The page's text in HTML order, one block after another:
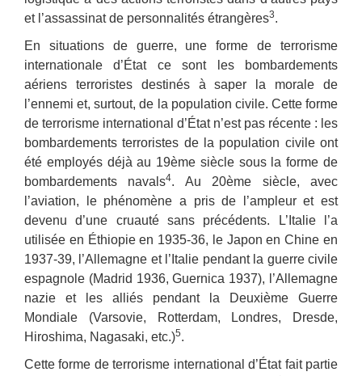
et l’assassinat de personnalités étrangères3.
En situations de guerre, une forme de terrorisme
internationale d’État ce sont les bombardements
aériens terroristes destinés à saper la morale de
l’ennemi et, surtout, de la population civile. Cette forme
de terrorisme international d’État n’est pas récente : les
bombardements terroristes de la population civile ont
été employés déjà au 19ème siècle sous la forme de
bombardements navals4. Au 20ème siècle, avec
l’aviation, le phénomène a pris de l’ampleur et est
devenu d’une cruauté sans précédents. L’Italie l’a
utilisée en Éthiopie en 1935-36, le Japon en Chine en
1937-39, l’Allemagne et l’Italie pendant la guerre civile
espagnole (Madrid 1936, Guernica 1937), l’Allemagne
nazie et les alliés pendant la Deuxième Guerre
Mondiale (Varsovie, Rotterdam, Londres, Dresde,
Hiroshima, Nagasaki, etc.)5.
Cette forme de terrorisme international d’État fait partie